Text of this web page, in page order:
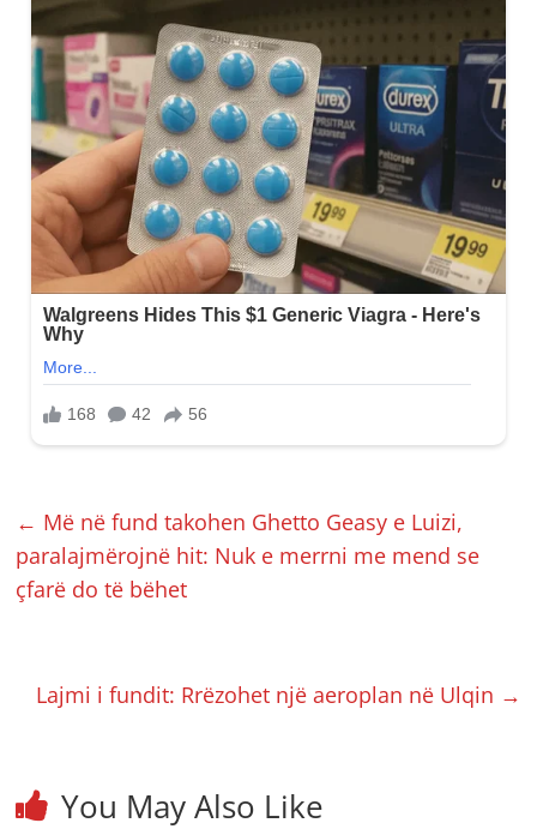
← Më në fund takohen Ghetto Geasy e Luizi,
paralajmërojnë hit: Nuk e merrni me mend se
çfarë do të bëhet
Lajmi i fundit: Rrëzohet një aeroplan në Ulqin →
You May Also Like